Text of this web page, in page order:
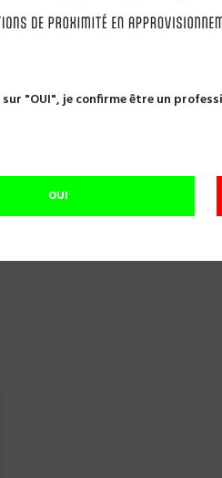
"OUI", je confirme être un
OUI
MATÉRIELS
